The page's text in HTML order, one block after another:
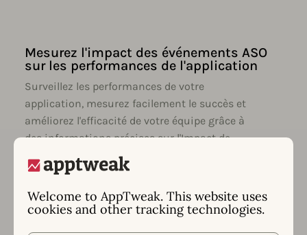
Welcome to AppTweak. This website uses
cookies and other tracking technologies.
Mesurez l'impact des événements ASO
sur les performances de l'application
Surveillez les performances de votre
application, mesurez facilement le succès et
améliorez l'efficacité de votre équipe grâce à
des informations précises sur l'Impact de